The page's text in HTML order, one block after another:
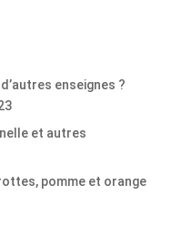
enseignes ?
et autres
pomme et orange